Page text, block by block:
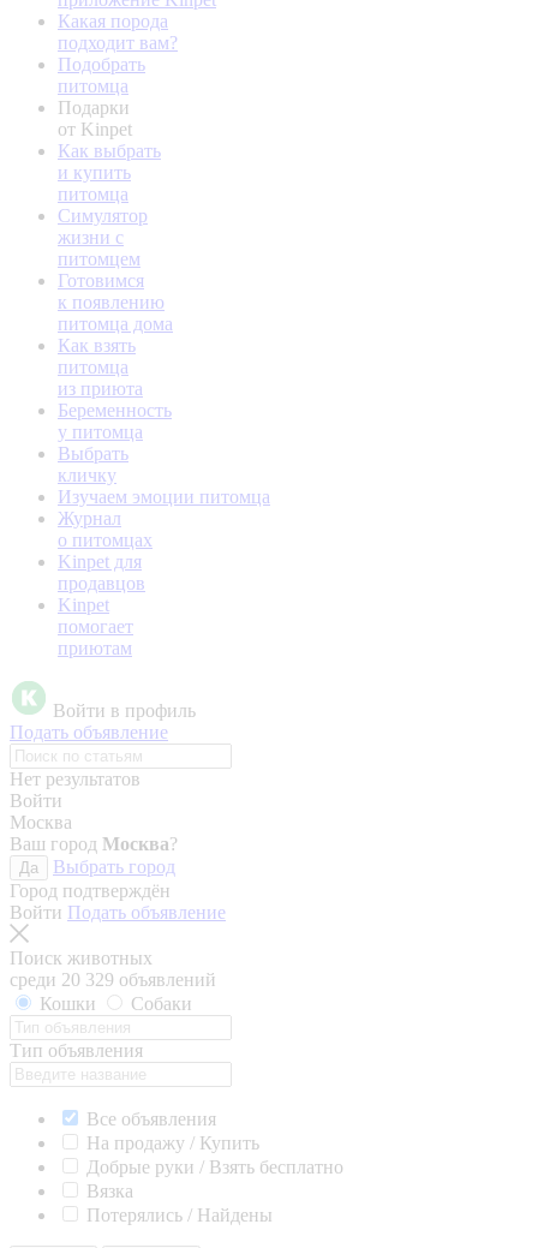
Какая порода
подходит вам?
Подобрать
питомца
Подарки
от Kinpet
Как выбрать
и купить
питомца
Симулятор
жизни с
питомцем
Готовимся
к появлению
питомца дома
Как взять
питомца
из приюта
Беременность
у питомца
Выбрать
кличку
Изучаем эмоции питомца
Журнал
о питомцах
Kinpet для
продавцов
Kinpet
помогает
приютам
Войти в профиль
Подать объявление
Нет результатов
Войти
Москва
Ваш город Москва?
Да
Выбрать город
Город подтверждён
Войти Подать объявление
Поиск животных
среди 20 329 объявлений
Кошки
Собаки
Тип объявления
Все объявления
На продажу / Купить
Добрые руки / Взять бесплатно
Вязка
Потерялись / Найдены